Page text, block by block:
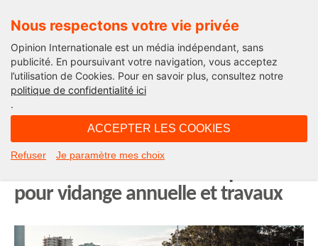
Nous respectons votre vie privée
Opinion Internationale est un média indépendant, sans
publicité. En poursuivant votre navigation, vous acceptez
l’utilisation de Cookies. Pour en savoir plus, consultez notre
politique de confidentialité ici
.
ACCEPTER LES COOKIES
Refuser Je paramètre mes choix
Opinion Outre-Mer
Vie quotidienne à Nouméa :
pour vidange annuelle et travaux